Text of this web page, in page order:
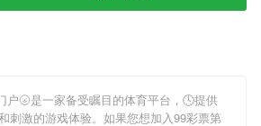
户🌝是一家备受瞩目的体育平台，🕓提供
刺激的游戏体验。如果您想加入99彩票第